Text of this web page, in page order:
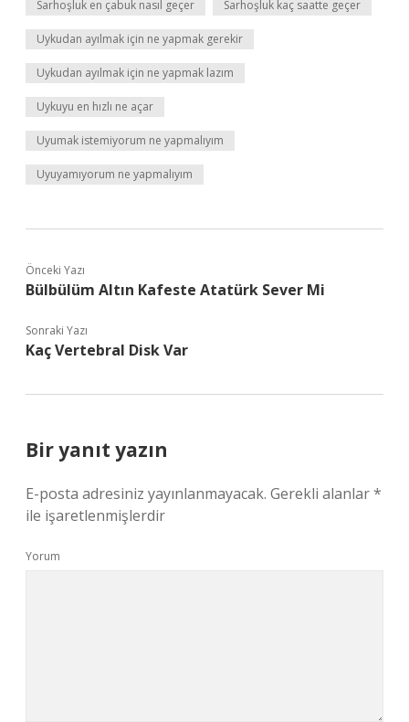
Sarhoşluk en çabuk nasıl geçer Sarhoşluk kaç saatte geçer
Uykudan ayılmak için ne yapmak gerekir
Uykudan ayılmak için ne yapmak lazım
Uykuyu en hızlı ne açar
Uyumak istemiyorum ne yapmalıyım
Uyuyamıyorum ne yapmalıyım
Önceki Yazı
Bülbülüm Altın Kafeste Atatürk Sever Mi
Sonraki Yazı
Kaç Vertebral Disk Var
Bir yanıt yazın
E-posta adresiniz yayınlanmayacak. Gerekli alanlar*
ile işaretlenmişlerdir
Yorum